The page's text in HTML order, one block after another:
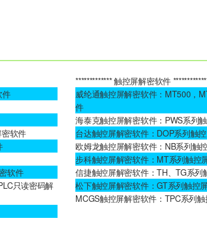
件
软件
软件
只读密码解
************* 触控屏解密软件
威纶通触控屏解密软件：MT500，
件
海泰克触控屏解密软件：PWS系列
台达触控屏解密软件：DOP系列触
欧姆龙触控屏解密软件：NB系列触
步科触控屏解密软件：MT系列触控
信捷触控屏解密软件：TH、TG系列
松下触控屏解密软件：GT系列触控
MCGS触控屏解密软件：TPC系列